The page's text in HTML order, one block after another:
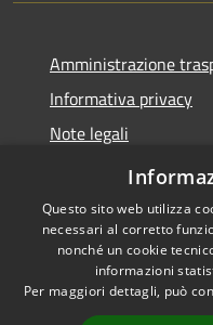
Amministrazione
Informativa privacy
Note legali
Dichiarazione di
Accessibilità
Questo sito web utilizza
necessari al corretto
nonché un cookie
informazioni
Per maggiori dettagli, può